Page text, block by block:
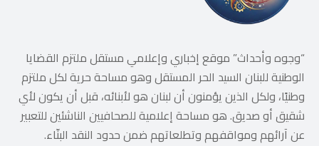
“وجوه وأحداث” موقع إخباري وإعلامي مستقل ملتزم القضايا
الوطنية للبنان السيد الحر المستقل وهو مساحة حرية لكل ملتزم
وطنيًا، ولكل الذين يؤمنون أن لبنان هو لأبنائه، قبل أن يكون لأي
شقيق أو صديق. هو مساحة إعلامية للصحافيين الناشئين للتعبير
عن آرائهم ومواقفهم وتطلعاتهم ضمن حدود النقد البنّاء.